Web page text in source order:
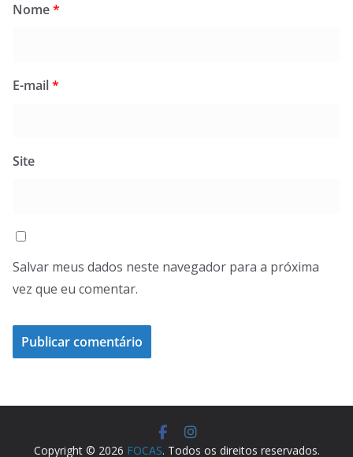
Nome*
E-mail*
Site
Salvar meus dados neste navegador para a próxima
vez que eu comentar.
Copyright © 2026 FOCAS. Todos os direitos reservados.